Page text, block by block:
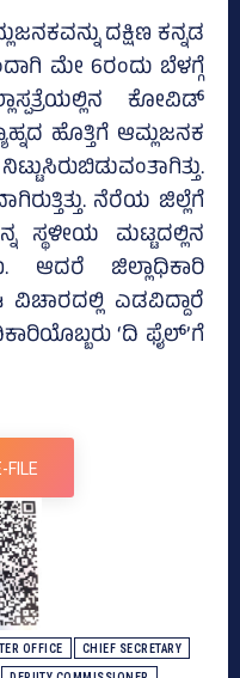
ದಕ್ಷಿಣ ಕನ್ನಡ
ಮೇ 6ರಂದು ಬೆಳಗ್ಗೆ
ಕೋವಿಡ್‌
ಹೊತ್ತಿಗೆ ಆಮ್ಲಜನಕ
ನೆರೆಯ ಜಿಲ್ಲೆಗೆ
ಸ್ಥಳೀಯ ಮಟ್ಟದಲ್ಲಿನ
ಆದರೆ ಜಿಲ್ಲಾಧಿಕಾರಿ
ಎಡವಿದ್ದಾರೆ
‘ದಿ ಫೈಲ್‌’ಗೆ
FILE
OFFICE CHIEF SECRETARY